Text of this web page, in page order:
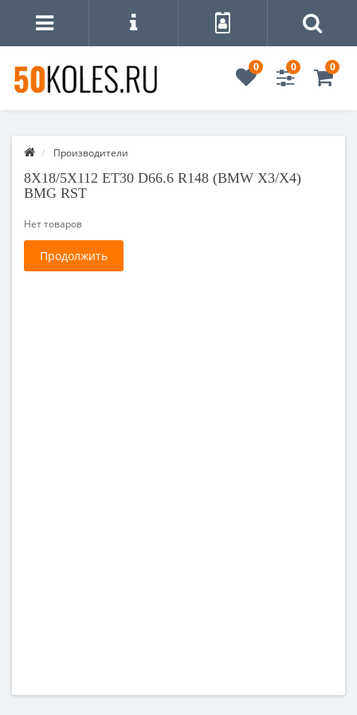
0 0 0
Производители
8X18/5X112 ET30 D66.6 R148 (BMW X3/X4)
BMG RST
Нет товаров
Продолжить